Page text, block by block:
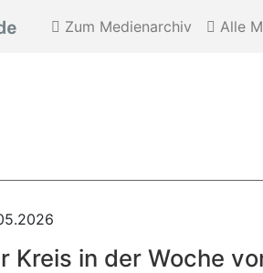
Zum Medienarchiv Alle
Kreis in der Woche